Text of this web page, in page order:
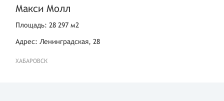
Макси Молл
Площадь: 28 297 м2
Адрес: Ленинградская, 28
ХАБАРОВСК